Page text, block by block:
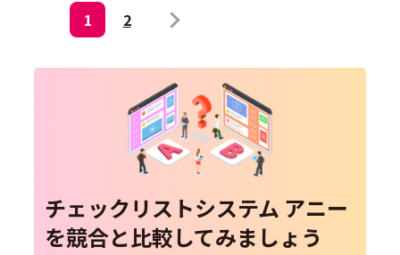
1 2
チェックリストシステム アニー
を競合と比較してみましょう